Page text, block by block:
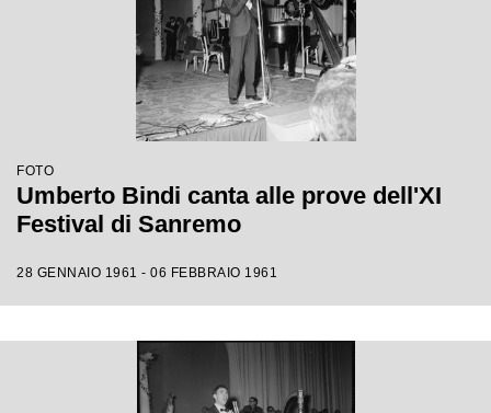
FOTO
Umberto Bindi canta alle prove dell'XI
Festival di Sanremo
28 GENNAIO 1961 - 06 FEBBRAIO 1961